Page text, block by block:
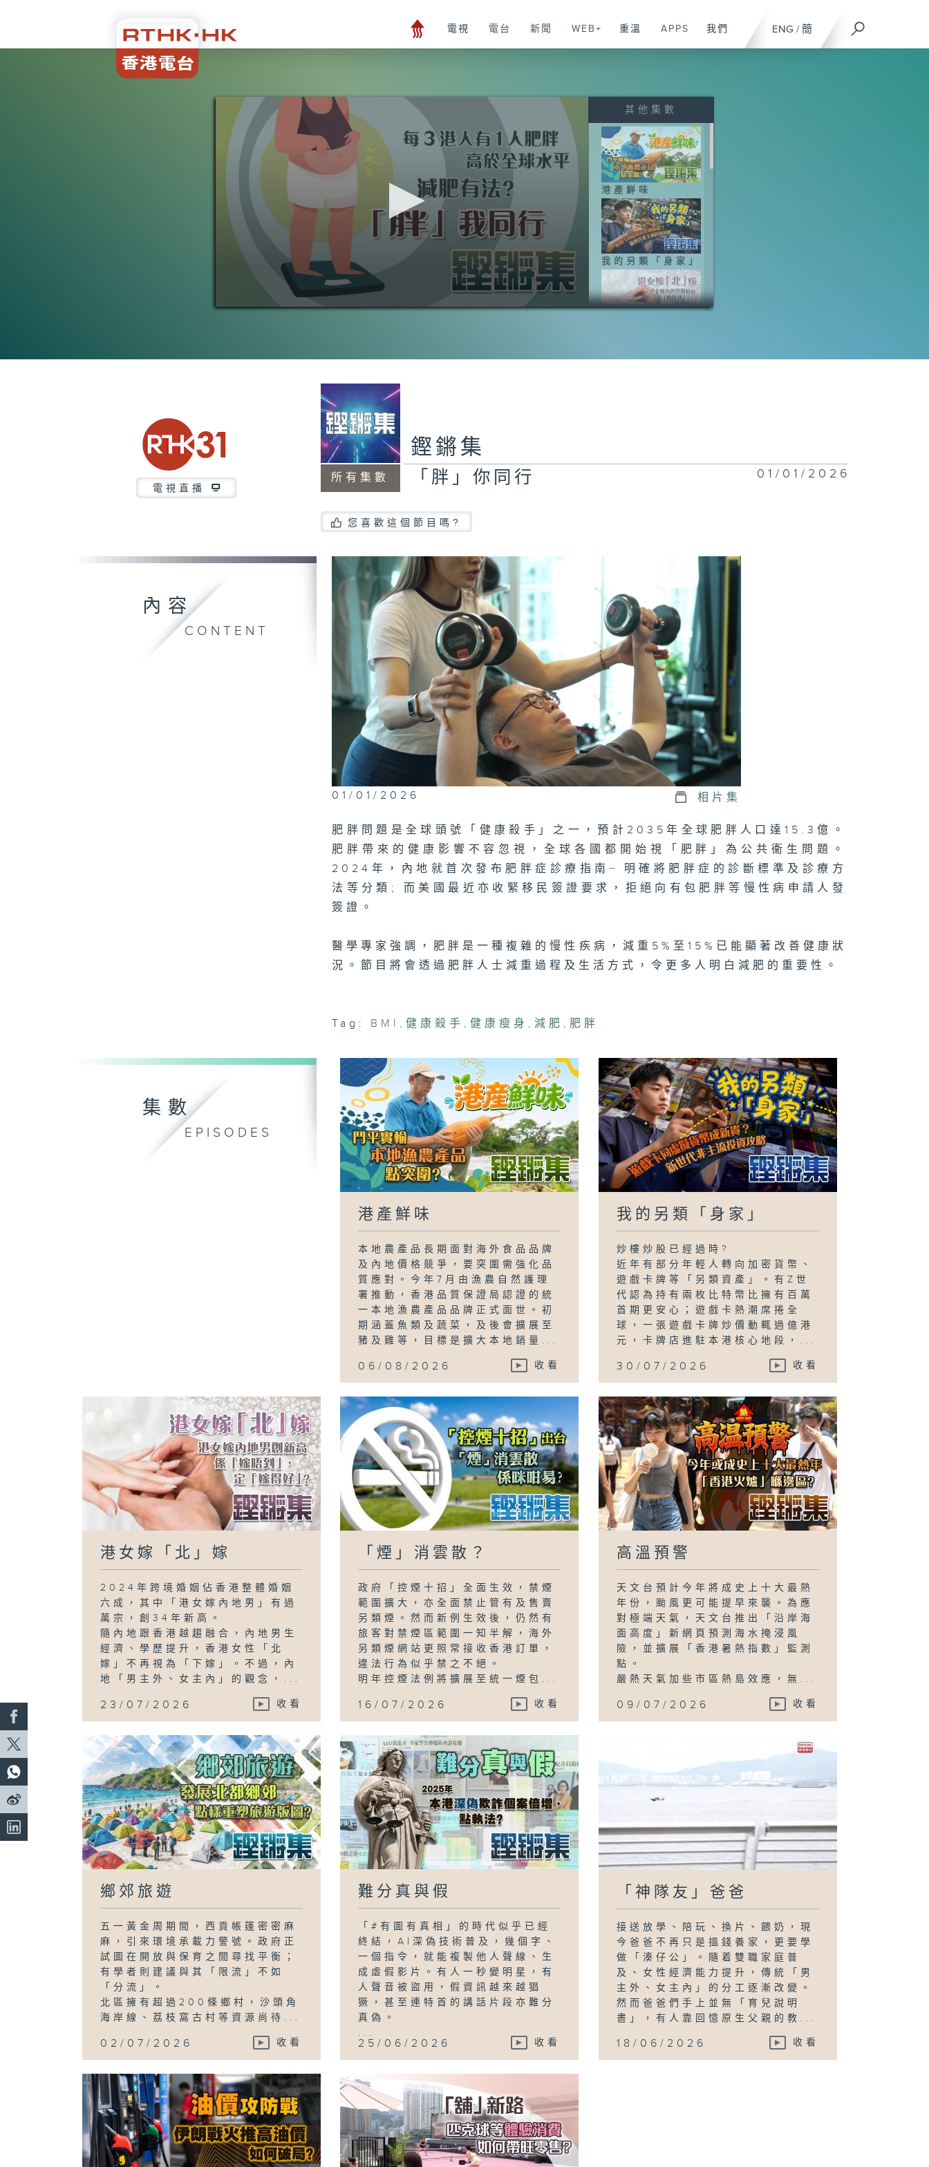
ENG / 簡
電視 電台 新聞 WEB+ 重溫 APPS 我們
0
其他集數
港產鮮味
我的另類「身家」
難分真與假
「神隊友」爸爸
油價攻防戰
「舖」新路
電視直播
所有集數
鏗鏘集
「胖」你同行 01/01/2026
您喜歡這個節目嗎?
內容
CONTENT
01/01/2026 相片集
肥胖問題是全球頭號「健康殺手」之一，預計2035年全球肥胖人口達15.3億。
肥胖帶來的健康影響不容忽視，全球各國都開始視「肥胖」為公共衞生問題。
2024年，內地就首次發布肥胖症診療指南╴明確將肥胖症的診斷標準及診療方
法等分類; 而美國最近亦收緊移民簽證要求，拒絕向有包肥胖等慢性病申請人發
簽證。
醫學專家強調，肥胖是一種複雜的慢性疾病，減重5%至15%已能顯著改善健康狀
況。節目將會透過肥胖人士減重過程及生活方式，令更多人明白減肥的重要性。
Tag: BMI ,健康殺手 ,健康瘦身 ,減肥 ,肥胖
集數
EPISODES
港產鮮味
本地農產品長期面對海外食品品牌
及內地價格競爭，要突圍需強化品
質應對。今年7月由漁農自然護理
署推動，香港品質保證局認證的統
一本地漁農產品品牌正式面世。初
期涵蓋魚類及蔬菜，及後會擴展至
豬及雞等，目標是擴大本地銷量...
06/08/2026 收看
我的另類「身家」
炒樓炒股已經過時?
近年有部分年輕人轉向加密貨幣、
遊戲卡牌等「另類資產」。有Z世
代認為持有兩枚比特幣比擁有百萬
首期更安心；遊戲卡熱潮席捲全
球，一張遊戲卡牌炒價動輒過億港
元，卡牌店進駐本港核心地段，...
30/07/2026 收看
港女嫁「北」嫁
2024年跨境婚姻佔香港整體婚姻
六成，其中「港女嫁內地男」有過
萬宗，創34年新高。
隨內地跟香港越趨融合，內地男生
經濟、學歷提升，香港女性「北
嫁」不再視為「下嫁」。不過，內
地「男主外、女主內」的觀念，...
23/07/2026 收看
「煙」消雲散？
政府「控煙十招」全面生效，禁煙
範圍擴大，亦全面禁止管有及售賣
另類煙。然而新例生效後，仍然有
旅客對禁煙區範圍一知半解，海外
另類煙網站更照常接收香港訂單，
違法行為似乎禁之不絕。
明年控煙法例將擴展至統一煙包...
16/07/2026 收看
高溫預警
天文台預計今年將成史上十大最熱
年份，颱風更可能提早來襲。為應
對極端天氣，天文台推出「沿岸海
面高度」新網頁預測海水掩浸風
險，並擴展「香港暑熱指數」監測
點。
嚴熱天氣加些市區熱島效應，無...
09/07/2026 收看
鄉郊旅遊
五一黃金周期間，西貢帳篷密密麻
麻，引來環境承載力警號。政府正
試圖在開放與保育之間尋找平衡；
有學者則建議與其「限流」不如
「分流」。
北區擁有超過200條鄉村，沙頭角
海岸線、荔枝窩古村等資源尚待...
02/07/2026 收看
難分真與假
「#有圖有真相」的時代似乎已經
終結，AI深偽技術普及，幾個字、
一個指令，就能複製他人聲線、生
成虛假影片。有人一秒變明星，有
人聲音被盜用，假資訊越來越猖
獗，甚至連特首的講話片段亦難分
真偽。
...
25/06/2026 收看
「神隊友」爸爸
接送放學、陪玩、換片、餵奶，現
今爸爸不再只是搵錢養家，更要學
做「湊仔公」。隨着雙職家庭普
及、女性經濟能力提升，傳統「男
主外、女主內」的分工逐漸改變。
然而爸爸們手上並無「育兒說明
書」，有人靠回憶原生父親的教...
18/06/2026 收看